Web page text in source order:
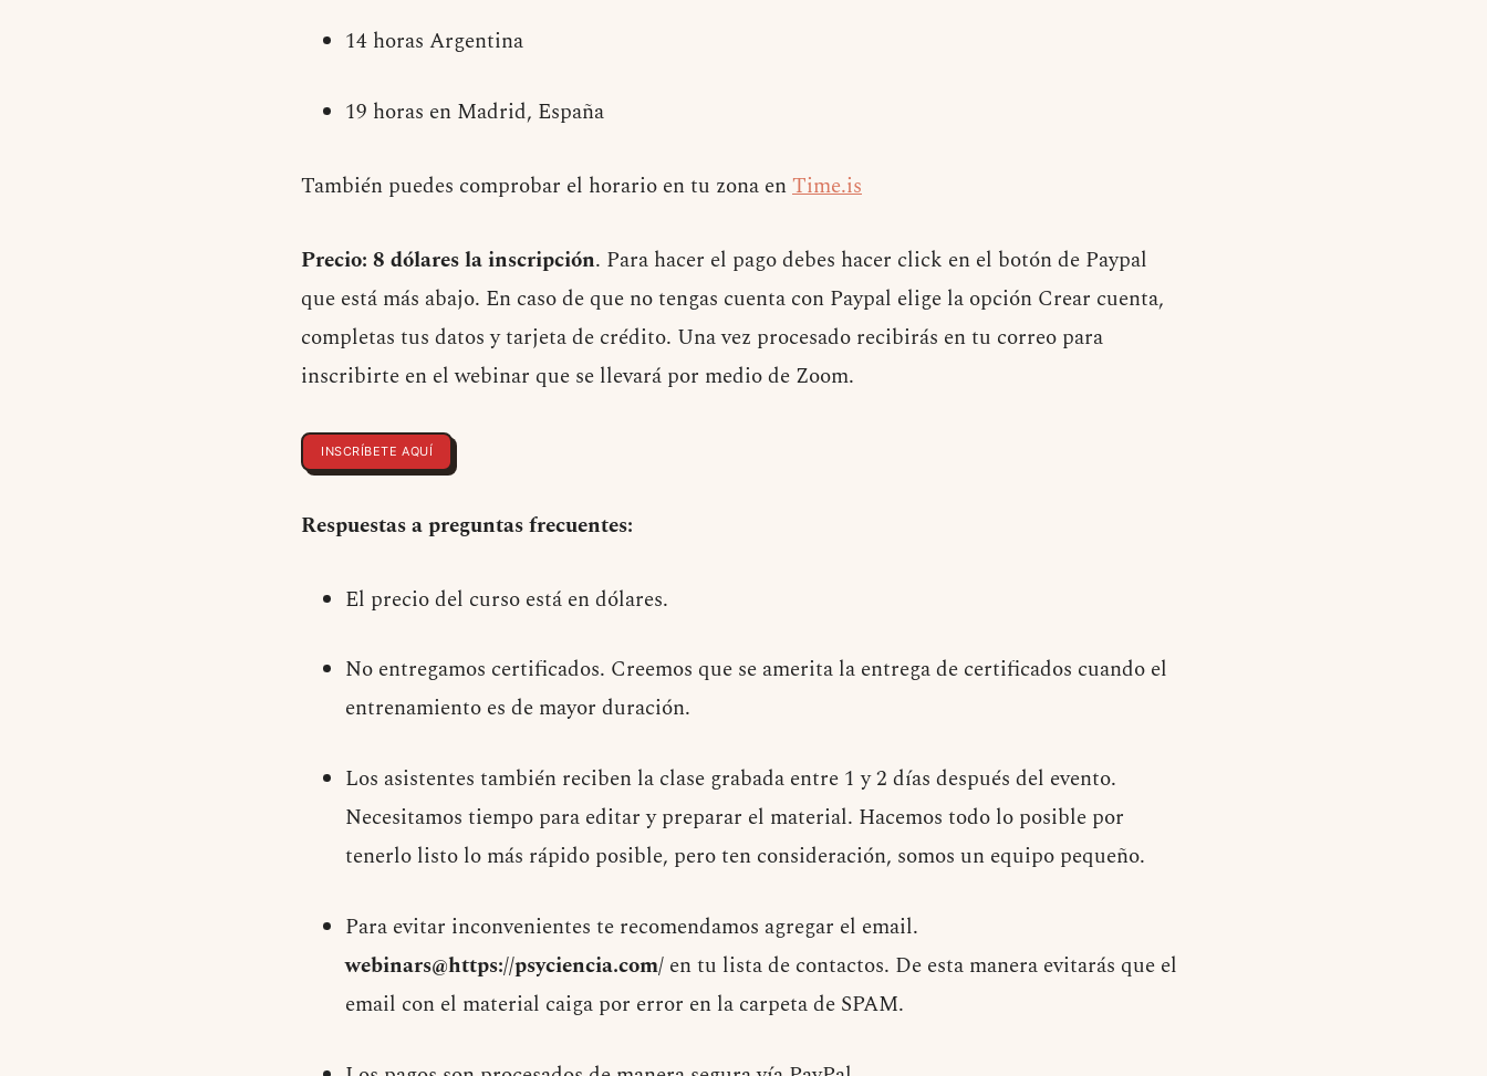
14 horas Argentina
19 horas en Madrid, España
También puedes comprobar el horario en tu zona enTime.is
Precio: 8 dólares la inscripción. Para hacer el pago debes hacer click en el botón de Paypal
que está más abajo. En caso de que no tengas cuenta con Paypal elige la opción Crear cuenta,
completas tus datos y tarjeta de crédito. Una vez procesado recibirás en tu correo para
inscribirte en el webinar que se llevará por medio de Zoom.
INSCRÍBETE AQUÍ
Respuestas a preguntas frecuentes:
El precio del curso está en dólares.
No entregamos certificados. Creemos que se amerita la entrega de certificados cuando el
entrenamiento es de mayor duración.
Los asistentes también reciben la clase grabada entre 1 y 2 días después del evento.
Necesitamos tiempo para editar y preparar el material. Hacemos todo lo posible por
tenerlo listo lo más rápido posible, pero ten consideración, somos un equipo pequeño.
Para evitar inconvenientes te recomendamos agregar el email.
webinars@https://psyciencia.com/ en tu lista de contactos. De esta manera evitarás que el
email con el material caiga por error en la carpeta de SPAM.